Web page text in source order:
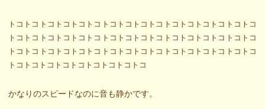
トコトコトコトコトコトコトコトコトコトコトコトコトコトコトコトコ
トコトコトコトコトコトコトコトコトコトコトコトコトコトコトコトコ
トコトコトコトコトコトコトコトコトコトコトコトコトコトコトコトコ
トコトコトコトコトコトコトコトコトコ
かなりのスピードなのに音も静かです。